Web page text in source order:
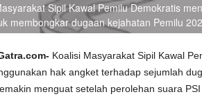
Sipil Kawal Pemilu Demokratis
membongkar dugaan kejahatan Pemilu
Koalisi Masyarakat Sipil Kawal
hak angket terhadap sejumlah
menguat setelah perolehan suara